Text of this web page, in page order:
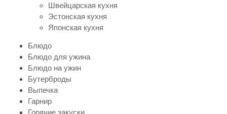
Швейцарская кухня
Эстонская кухня
Японская кухня
Блюдо
Блюдо для ужина
Блюдо на ужин
Бутерброды
Выпечка
Гарнир
Горячие закуски